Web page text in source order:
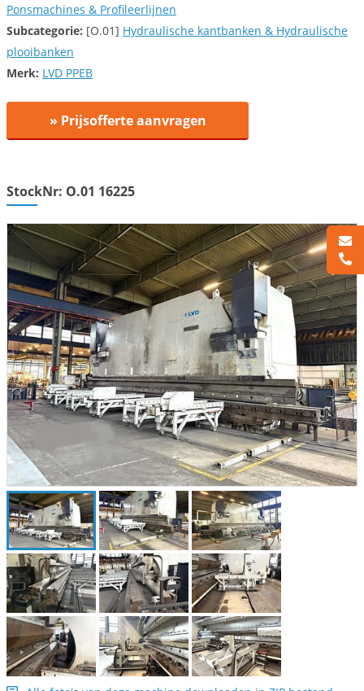
Ponsmachines & Profileerlijnen
Subcategorie: [O.01] Hydraulische kantbanken & Hydraulische
plooibanken
Merk: LVD PPEB
» Prijsofferte aanvragen
StockNr: O.01 16225